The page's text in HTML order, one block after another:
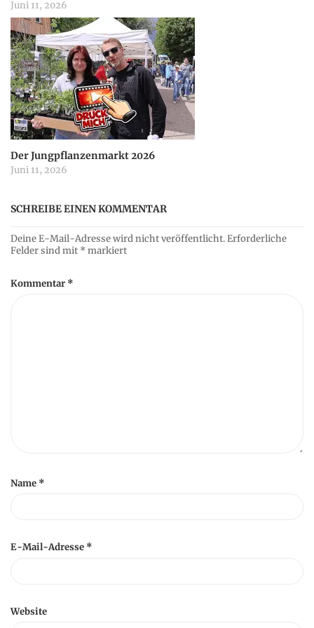
Juni 11, 2026
Der Jungpflanzenmarkt 2026
Juni 11, 2026
SCHREIBE EINEN KOMMENTAR
Deine E-Mail-Adresse wird nicht veröffentlicht.Erforderliche
Felder sind mit * markiert
Kommentar *
Name *
E-Mail-Adresse *
Website